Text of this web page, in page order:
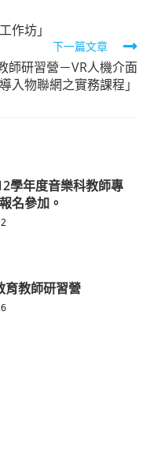
作坊」
下一篇文章
師研習營－VR人機介面
入物聯網之實務課程」
學年度音樂科教師專
名參加。
育教師研習營